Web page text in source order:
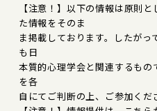
【注意！】以下の情報は原則
た情報をそのま
ま掲載しております。したが
も日
本質的心理学会と関連するも
を各
自にてご判断の上、ご参加くだ